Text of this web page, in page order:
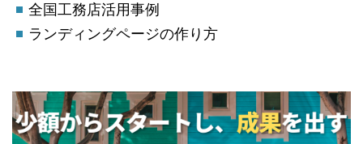
全国工務店活用事例
ランディングページの作り方